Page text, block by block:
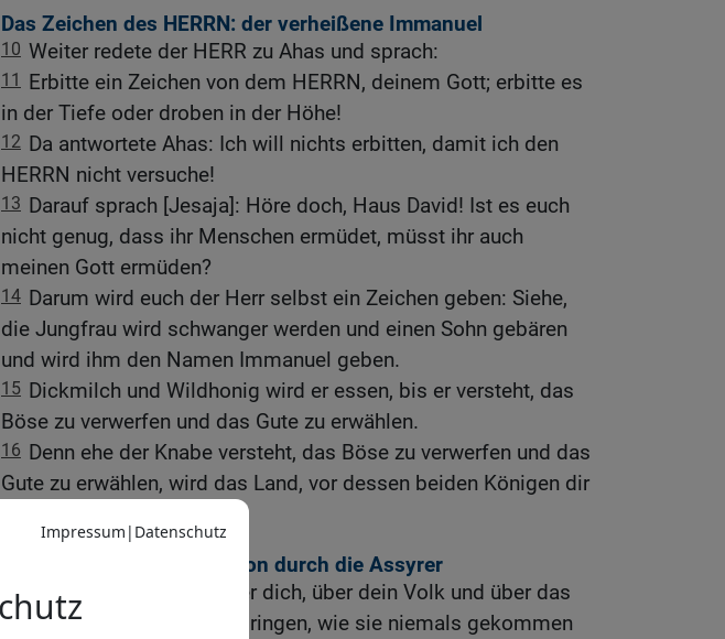
Das Zeichen des HERRN: der verheißene Immanuel
10 Weiter redete der HERR zu Ahas und sprach:
11
Erbitte ein Zeichen von dem HERRN, deinem Gott; erbitte es
in der Tiefe oder droben in der Höhe!
12 Da antwortete Ahas: Ich will nichts erbitten, damit ich den
HERRN nicht versuche!
13 Darauf sprach [Jesaja]: Höre doch, Haus David! Ist es euch
nicht genug, dass ihr Menschen ermüdet, müsst ihr auch
meinen Gott ermüden?
14 Darum wird euch der Herr selbst ein Zeichen geben: Siehe,
die Jungfrau wird schwanger werden und einen Sohn gebären
und wird ihm den Namen Immanuel geben.
15 Dickmilch und Wildhonig wird er essen, bis er versteht, das
Böse zu verwerfen und das Gute zu erwählen.
16 Denn ehe der Knabe versteht, das Böse zu verwerfen und das
Gute zu erwählen, wird das Land, vor dessen beiden Königen dir
Ankündigung einer Invasion durch die Assyrer
17
Der HERR aber wird über dich, über dein Volk und über das
Haus deines Vaters Tage bringen, wie sie niemals gekommen